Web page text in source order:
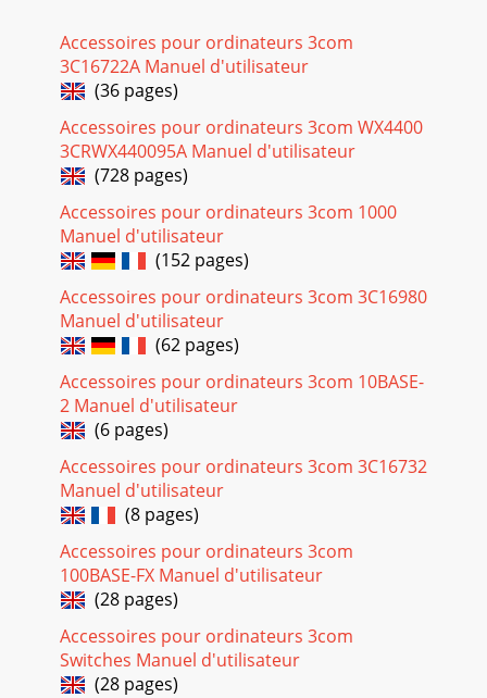
Accessoires pour ordinateurs 3com
3C16722A Manuel d'utilisateur
(36 pages)
Accessoires pour ordinateurs 3com WX4400
3CRWX440095A Manuel d'utilisateur
(728 pages)
Accessoires pour ordinateurs 3com 1000
Manuel d'utilisateur
(152 pages)
Accessoires pour ordinateurs 3com 3C16980
Manuel d'utilisateur
(62 pages)
Accessoires pour ordinateurs 3com 10BASE-
2 Manuel d'utilisateur
(6 pages)
Accessoires pour ordinateurs 3com 3C16732
Manuel d'utilisateur
(8 pages)
Accessoires pour ordinateurs 3com
100BASE-FX Manuel d'utilisateur
(28 pages)
Accessoires pour ordinateurs 3com
Switches Manuel d'utilisateur
(28 pages)